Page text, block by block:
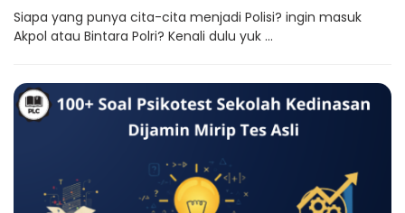
Siapa yang punya cita-cita menjadi Polisi? ingin masuk
Akpol atau Bintara Polri? Kenali dulu yuk ...